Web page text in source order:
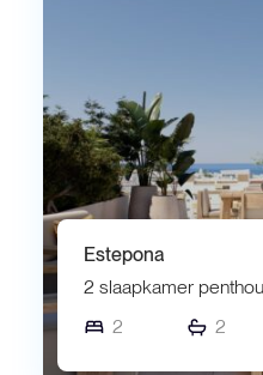
Estepona
2 slaapkamer
2
2